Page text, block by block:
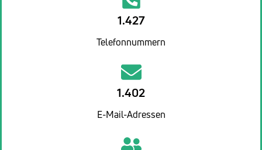
1.427
Telefonnummern
1.402
E-Mail-Adressen